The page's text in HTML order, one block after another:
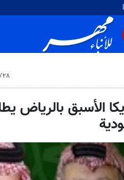
٢٨‏/١٠‏/٢٠١٨، ٥:٣٣ م
الأسبق بالرياض